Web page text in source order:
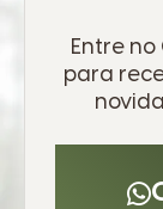
Entre no
para